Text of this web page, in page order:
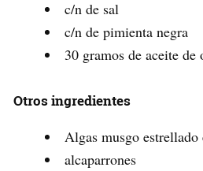
c/n de sal
c/n de pimienta negra
30 gramos de aceite
Otros ingredientes
Algas musgo
alcaparrones